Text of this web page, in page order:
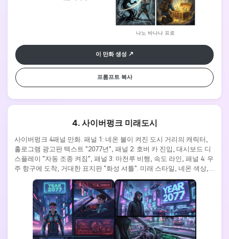
나노 바나나 프로
이 만화 생성
프롬프트 복사
4. 사이버펑크 미래도시
사이버펑크 4패널 만화. 패널 1: 네온 불이 켜진 도시 거리의 캐릭터,
홀로그램 광고판 텍스트 "2077년", 패널 2: 호버 카 진입, 대시보드 디
스플레이 "자동 조종 켜짐", 패널 3: 마천루 비행, 속도 라인, 패널 4: 우
주 항구에 도착, 거대한 표지판 "화성 셔틀". 미래 스타일, 네온 색상,
기술 인터페이스 텍스트 요소, 영화 구성.